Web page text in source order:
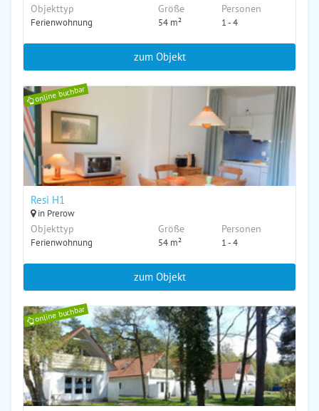
Objekttyp
Ferienwohnung
Größe
54 m²
Personen
1 - 4
zum Objekt
online buchbar
Resi H1
in Prerow
Objekttyp
Ferienwohnung
Größe
54 m²
Personen
1 - 4
zum Objekt
online buchbar